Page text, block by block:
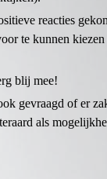
reacties
te kunnen
blij mee!
gevraagd of er
als